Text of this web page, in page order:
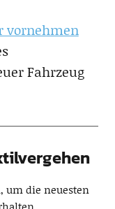
vornehmen
Fahrzeug
um die neuesten